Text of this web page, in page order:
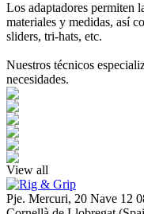
Los adaptadores permiten
materiales y medidas, así
sliders, tri-hats, etc.
Nuestros técnicos
necesidades.
View all
Pje. Mercuri, 20 Nave 12